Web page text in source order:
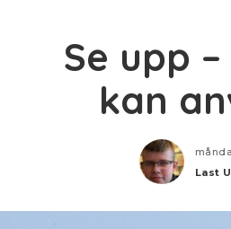
Se upp
kan
Last